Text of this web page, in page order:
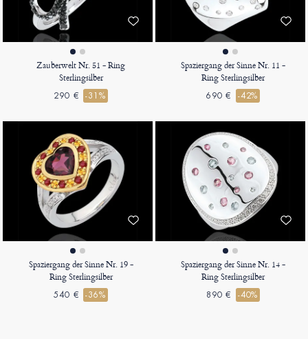
Zauberwelt Nr. 51 - Ring
Sterlingsilber
290 € -31%
Spaziergang der Sinne Nr. 11 -
Ring Sterlingsilber
690 € -42%
Spaziergang der Sinne Nr. 19 -
Ring Sterlingsilber
540 € -36%
Spaziergang der Sinne Nr. 14 -
Ring Sterlingsilber
890 € -40%